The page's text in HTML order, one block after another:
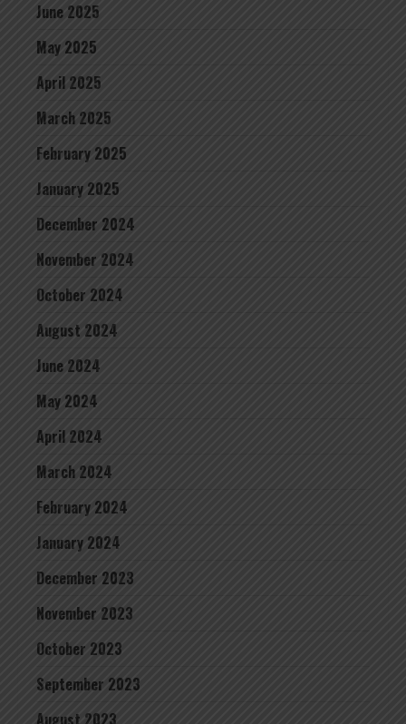
June 2025
May 2025
April 2025
March 2025
February 2025
January 2025
December 2024
November 2024
October 2024
August 2024
June 2024
May 2024
April 2024
March 2024
February 2024
January 2024
December 2023
November 2023
October 2023
September 2023